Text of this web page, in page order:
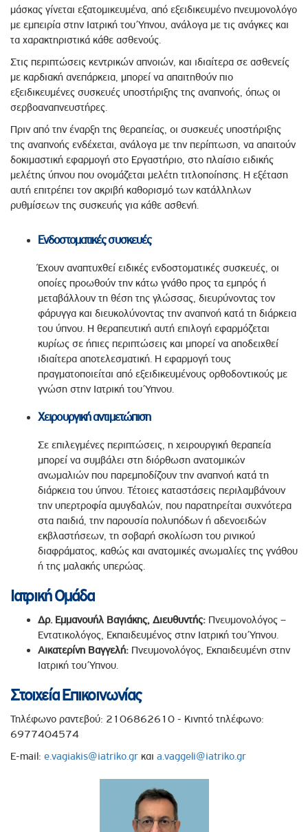
μάσκας γίνεται εξατομικευμένα, από εξειδικευμένο πνευμονολόγο
με εμπειρία στην Ιατρική του Ύπνου, ανάλογα με τις ανάγκες και
τα χαρακτηριστικά κάθε ασθενούς.
Στις περιπτώσεις κεντρικών απνοιών, και ιδιαίτερα σε ασθενείς
με καρδιακή ανεπάρκεια, μπορεί να απαιτηθούν πιο
εξειδικευμένες συσκευές υποστήριξης της αναπνοής, όπως οι
σερβοαναπνευστήρες.
Πριν από την έναρξη της θεραπείας, οι συσκευές υποστήριξης
της αναπνοής ενδέχεται, ανάλογα με την περίπτωση, να απαιτούν
δοκιμαστική εφαρμογή στο Εργαστήριο, στο πλαίσιο ειδικής
μελέτης ύπνου που ονομάζεται μελέτη τιτλοποίησης. Η εξέταση
αυτή επιτρέπει τον ακριβή καθορισμό των κατάλληλων
ρυθμίσεων της συσκευής για κάθε ασθενή.
Ενδοστοματικές συσκευές
Έχουν αναπτυχθεί ειδικές ενδοστοματικές συσκευές, οι
οποίες προωθούν την κάτω γνάθο προς τα εμπρός ή
μεταβάλλουν τη θέση της γλώσσας, διευρύνοντας τον
φάρυγγα και διευκολύνοντας την αναπνοή κατά τη διάρκεια
του ύπνου. Η θεραπευτική αυτή επιλογή εφαρμόζεται
κυρίως σε ήπιες περιπτώσεις και μπορεί να αποδειχθεί
ιδιαίτερα αποτελεσματική. Η εφαρμογή τους
πραγματοποιείται από εξειδικευμένους ορθοδοντικούς με
γνώση στην Ιατρική του Ύπνου.
Χειρουργική αντιμετώπιση
Σε επιλεγμένες περιπτώσεις, η χειρουργική θεραπεία
μπορεί να συμβάλει στη διόρθωση ανατομικών
ανωμαλιών που παρεμποδίζουν την αναπνοή κατά τη
διάρκεια του ύπνου. Τέτοιες καταστάσεις περιλαμβάνουν
την υπερτροφία αμυγδαλών, που παρατηρείται συχνότερα
στα παιδιά, την παρουσία πολυπόδων ή αδενοειδών
εκβλαστήσεων, τη σοβαρή σκολίωση του ρινικού
διαφράματος, καθώς και ανατομικές ανωμαλίες της γνάθου
ή της μαλακής υπερώας.
Ιατρική Ομάδα
Δρ. Εμμανουήλ Βαγιάκης, Διευθυντής: Πνευμονολόγος –
Εντατικολόγος, Εκπαιδευμένος στην Ιατρική του Ύπνου.
Αικατερίνη Βαγγελή: Πνευμονολόγος, Εκπαιδευμένη στην
Ιατρική του Ύπνου.
Στοιχεία Επικοινωνίας
Τηλέφωνο ραντεβού: 2106862610 - Κινητό τηλέφωνο:
6977404574
E-mail: e.vagiakis@iatriko.gr και a.vaggeli@iatriko.gr